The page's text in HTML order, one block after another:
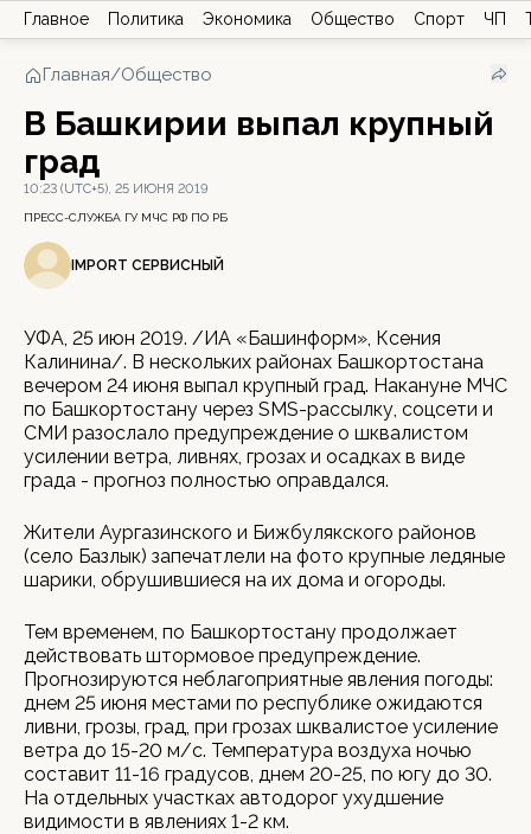
Главное Политика Экономика Общество Спорт ЧП
Главная/Общество
В Башкирии выпал крупный
град
10:23 (UTC+5), 25 ИЮНЯ 2019
ПРЕСС-СЛУЖБА ГУ МЧС РФ ПО РБ
IMPORT СЕРВИСНЫЙ
УФА, 25 июн 2019. /ИА «Башинформ», Ксения
Калинина/. В нескольких районах Башкортостана
вечером 24 июня выпал крупный град. Накануне МЧС
по Башкортостану через SMS-рассылку, соцсети и
СМИ разослало предупреждение о шквалистом
усилении ветра, ливнях, грозах и осадках в виде
града - прогноз полностью оправдался.
Жители Аургазинского и Бижбулякского районов
(село Базлык) запечатлели на фото крупные ледяные
шарики, обрушившиеся на их дома и огороды.
Тем временем, по Башкортостану продолжает
действовать штормовое предупреждение.
Прогнозируются неблагоприятные явления погоды:
днем 25 июня местами по республике ожидаются
ливни, грозы, град, при грозах шквалистое усиление
ветра до 15-20 м/с. Температура воздуха ночью
составит 11-16 градусов, днем 20-25, по югу до 30.
На отдельных участках автодорог ухудшение
видимости в явлениях 1-2 км.